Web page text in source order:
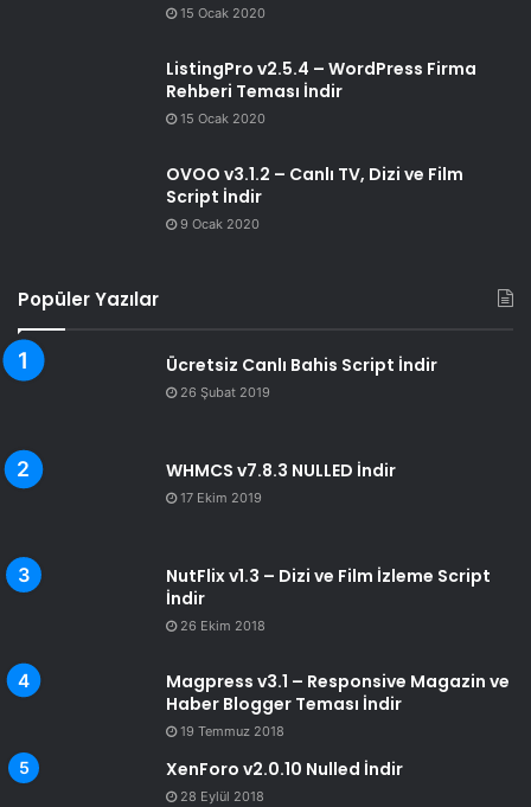
15 Ocak 2020
ListingPro v2.5.4 – WordPress Firma
Rehberi Teması İndir
15 Ocak 2020
OVOO v3.1.2 – Canlı TV, Dizi ve Film
Script İndir
9 Ocak 2020
Popüler Yazılar
Ücretsiz Canlı Bahis Script İndir
26 Şubat 2019
WHMCS v7.8.3 NULLED İndir
17 Ekim 2019
NutFlix v1.3 – Dizi ve Film İzleme Script
İndir
26 Ekim 2018
Magpress v3.1 – Responsive Magazin ve
Haber Blogger Teması İndir
19 Temmuz 2018
XenForo v2.0.10 Nulled İndir
28 Eylül 2018